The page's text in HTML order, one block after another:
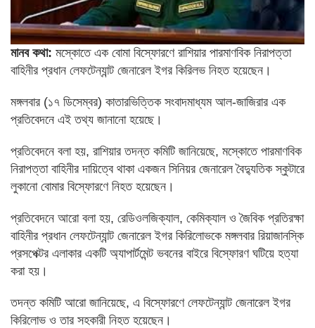
মানব কথা: মস্কোতে এক বোমা বিস্ফোরণে রাশিয়ার পারমাণবিক নিরাপত্তা
বাহিনীর প্রধান লেফটেন্যান্ট জেনারেল ইগর কিরিলভ নিহত হয়েছেন।
মঙ্গলবার (১৭ ডিসেম্বর) কাতারভিত্তিক সংবাদমাধ্যম আল-জাজিরার এক
প্রতিবেদনে এই তথ্য জানানো হয়েছে।
প্রতিবেদনে বলা হয়, রাশিয়ার তদন্ত কমিটি জানিয়েছে, মস্কোতে পারমাণবিক
নিরাপত্তা বাহিনীর দায়িত্বে থাকা একজন সিনিয়র জেনারেল বৈদ্যুতিক স্কুটারে
লুকানো বোমার বিস্ফোরণে নিহত হয়েছেন।
প্রতিবেদনে আরো বলা হয়, রেডিওলজিক্যাল, কেমিক্যাল ও জৈবিক প্রতিরক্ষা
বাহিনীর প্রধান লেফটেন্যান্ট জেনারেল ইগর কিরিলোভকে মঙ্গলবার রিয়াজানস্কি
প্রসপেক্টর এলাকার একটি অ্যাপার্টমেন্ট ভবনের বাইরে বিস্ফোরণ ঘটিয়ে হত্যা
করা হয়।
তদন্ত কমিটি আরো জানিয়েছে, এ বিস্ফোরণে লেফটেন্যান্ট জেনারেল ইগর
কিরিলোভ ও তার সহকারী নিহত হয়েছেন।